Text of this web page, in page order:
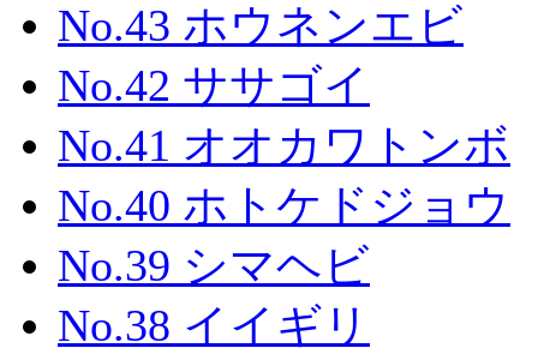
No.43 ホウネンエビ
No.42 ササゴイ
No.41 オオカワトンボ
No.40 ホトケドジョウ
No.39 シマヘビ
No.38 イイギリ